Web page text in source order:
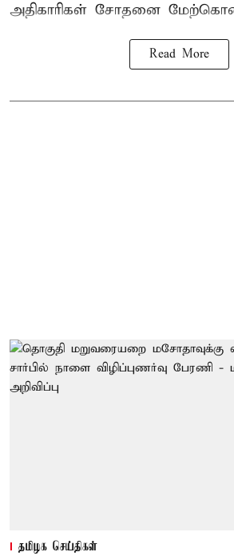
அதிகாரிகள் சோதனை
Read More
தமிழக செய்திகள்